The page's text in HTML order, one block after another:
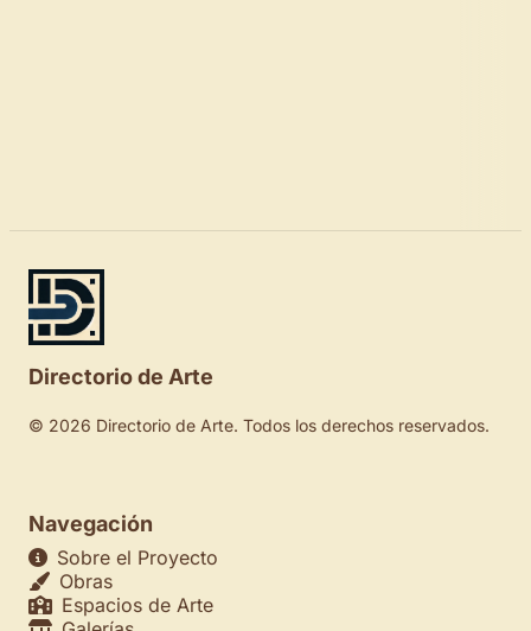
Directorio de Arte
© 2026 Directorio de Arte. Todos los derechos reservados.
Navegación
Sobre el Proyecto
Obras
Espacios de Arte